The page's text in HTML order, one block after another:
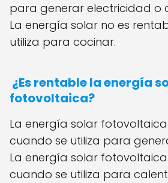
para generar electricidad o
La energía solar no es
utiliza para cocinar.
¿Es rentable la energía
fotovoltaica?
La energía solar
cuando se utiliza para
La energía solar
cuando se utiliza para